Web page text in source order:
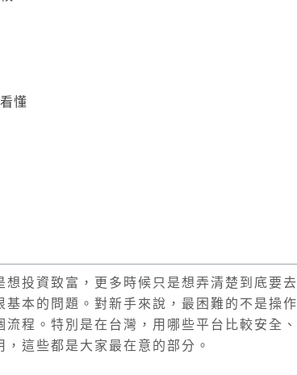
懂
想投資致富，更多時候只是想弄清楚到底要去
本的問題。對新手來說，最困難的不是操作
程。特別是在台灣，用哪些平台比較安全、
這些都是大家最在意的部分。